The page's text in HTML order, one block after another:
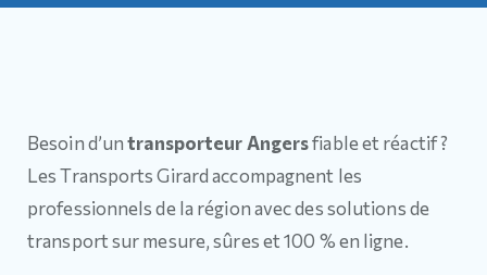
Besoin d’untransporteur Angersfiable et réactif ?
Les Transports Girard accompagnent les
professionnels de la région avec des solutions de
transport sur mesure, sûres et 100 % en ligne.